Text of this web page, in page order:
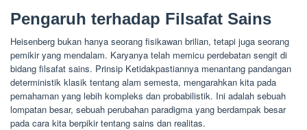
Pengaruh terhadap Filsafat Sains
Heisenberg bukan hanya seorang fisikawan brilian, tetapi juga seorang
pemikir yang mendalam. Karyanya telah memicu perdebatan sengit di
bidang filsafat sains. Prinsip Ketidakpastiannya menantang pandangan
deterministik klasik tentang alam semesta, mengarahkan kita pada
pemahaman yang lebih kompleks dan probabilistik. Ini adalah sebuah
lompatan besar, sebuah perubahan paradigma yang berdampak besar
pada cara kita berpikir tentang sains dan realitas.